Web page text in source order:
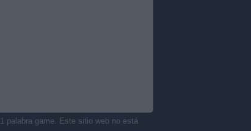
palabra game. Este sitio web no está